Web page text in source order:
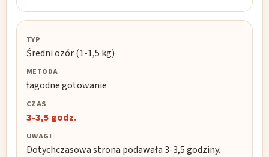
Średni ozór (1-1,5 kg)
łagodne gotowanie
3-3,5 godz.
Dotychczasowa strona podawała 3-3,5 godziny.